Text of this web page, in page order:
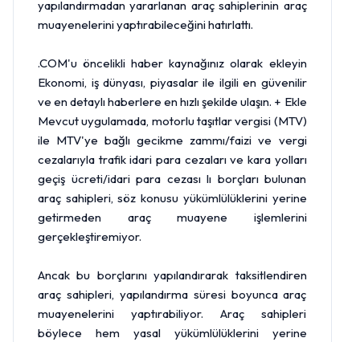
yapılandırmadan yararlanan araç sahiplerinin araç
muayenelerini yaptırabileceğini hatırlattı.
.COM'u öncelikli haber kaynağınız olarak ekleyin
Ekonomi, iş dünyası, piyasalar ile ilgili en güvenilir
ve en detaylı haberlere en hızlı şekilde ulaşın. + Ekle
Mevcut uygulamada, motorlu taşıtlar vergisi (MTV)
ile MTV'ye bağlı gecikme zammı/faizi ve vergi
cezalarıyla trafik idari para cezaları ve kara yolları
geçiş ücreti/idari para cezası lı borçları bulunan
araç sahipleri, söz konusu yükümlülüklerini yerine
getirmeden araç muayene işlemlerini
gerçekleştiremiyor.
Ancak bu borçlarını yapılandırarak taksitlendiren
araç sahipleri, yapılandırma süresi boyunca araç
muayenelerini yaptırabiliyor. Araç sahipleri
böylece hem yasal yükümlülüklerini yerine